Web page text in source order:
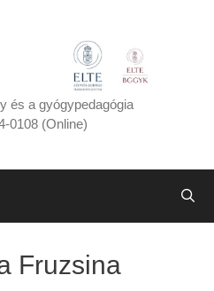
és a gyógypedagógia
0108 (Online)
Fruzsina